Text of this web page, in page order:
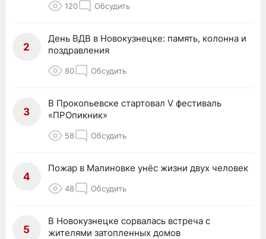
120 Обсудить
2
День ВДВ в Новокузнецке: память, колонна и
поздравления
80 Обсудить
3
В Прокопьевске стартовал V фестиваль
«ПРОпикник»
58 Обсудить
4
Пожар в Малиновке унёс жизни двух человек
48 Обсудить
5
В Новокузнецке сорвалась встреча с
жителями затопленных домов